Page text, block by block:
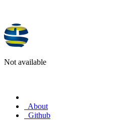
Not available
About
Github